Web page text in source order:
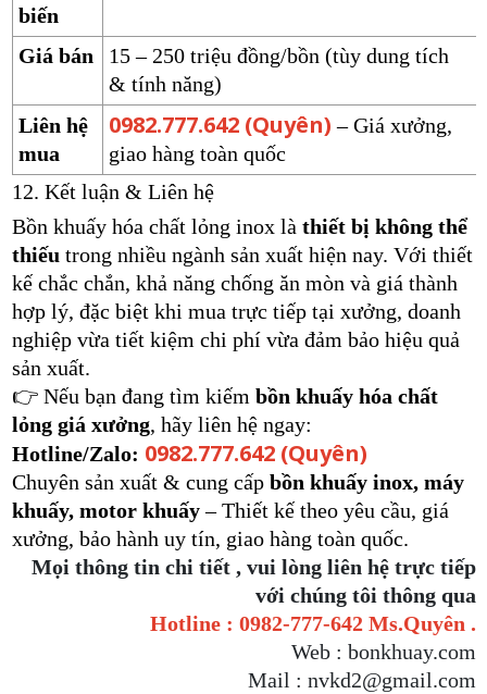
biến
Giá bán
15 – 250 triệu đồng/bồn (tùy dung tích
& tính năng)
Liên hệ
mua
0982.777.642 (Quyên)– Giá xưởng,
giao hàng toàn quốc
12. Kết luận & Liên hệ
Bồn khuấy hóa chất lỏng inox là thiết bị không thể
thiếu trong nhiều ngành sản xuất hiện nay. Với thiết
kế chắc chắn, khả năng chống ăn mòn và giá thành
hợp lý, đặc biệt khi mua trực tiếp tại xưởng, doanh
nghiệp vừa tiết kiệm chi phí vừa đảm bảo hiệu quả
sản xuất.
👉 Nếu bạn đang tìm kiếm bồn khuấy hóa chất
lỏng giá xưởng, hãy liên hệ ngay:
Hotline/Zalo: 0982.777.642 (Quyên)
Chuyên sản xuất & cung cấp bồn khuấy inox, máy
khuấy, motor khuấy– Thiết kế theo yêu cầu, giá
xưởng, bảo hành uy tín, giao hàng toàn quốc.
Mọi thông tin chi tiết , vui lòng liên hệ trực tiếp
với chúng tôi thông qua
Hotline : 0982-777-642 Ms.Quyên .
Web : bonkhuay.com
Mail : nvkd2@gmail.com